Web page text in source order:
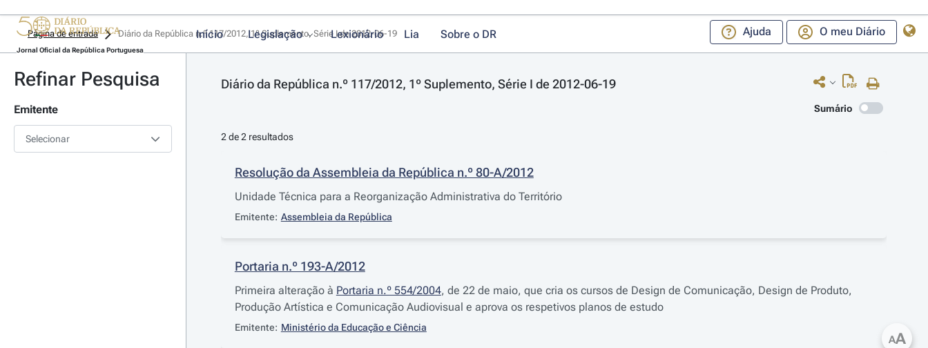
Jornal Oficial da República Portuguesa
Início Legislação Lexionário Lia Sobre o DR Ajuda O meu Diário
Página de entrada Diário da República n.º 117/2012, 1º Suplemento, Série I de 2012-06-19
Refinar Pesquisa
Emitente
Selecionar
Diário da República n.º 117/2012, 1º Suplemento, Série I de 2012-06-19
Sumário
2 de 2 resultados
Resolução da Assembleia da República n.º 80-A/2012
Unidade Técnica para a Reorganização Administrativa do Território
Emitente: Assembleia da República
Portaria n.º 193-A/2012
Primeira alteração à Portaria n.º 554/2004, de 22 de maio, que cria os cursos de Design de Comunicação, Design de Produto,
Produção Artística e Comunicação Audiovisual e aprova os respetivos planos de estudo
Emitente: Ministério da Educação e Ciência
AA